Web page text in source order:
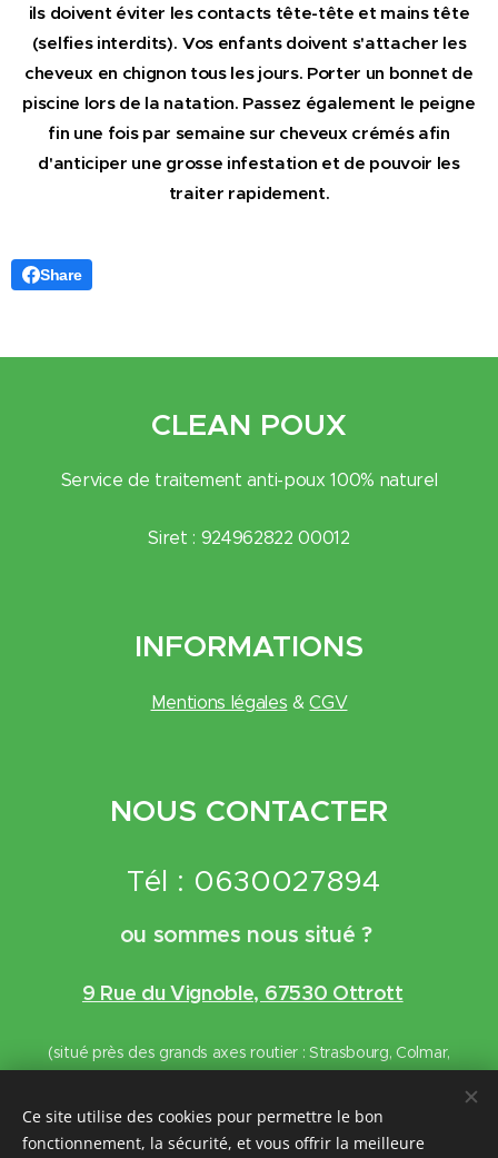
ils doivent éviter les contacts tête-tête et mains tête
(selfies interdits). Vos enfants doivent s'attacher les
cheveux en chignon tous les jours. Porter un bonnet de
piscine lors de la natation. Passez également le peigne
fin une fois par semaine sur cheveux crémés afin
d'anticiper une grosse infestation et de pouvoir les
traiter rapidement.
Share
CLEAN POUX
Service de traitement anti-poux 100% naturel
Siret : 924962822 00012
INFORMATIONS
Mentions légales &CGV
NOUS CONTACTER
Tél : 0630027894
ou sommes nous situé ?
9 Rue du Vignoble, 67530 Ottrott
(situé près des grands axes routier : Strasbourg, Colmar,
2025 Clean Poux | Tous droits réservés
Ce site utilise des cookies pour permettre le bon
fonctionnement, la sécurité, et vous offrir la meilleure